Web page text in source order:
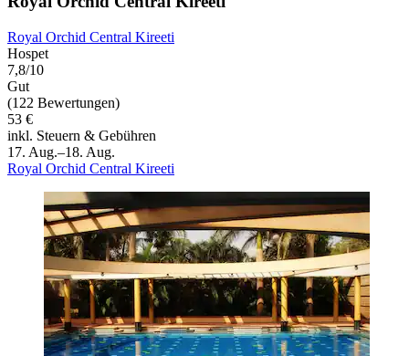
Royal Orchid Central Kireeti
Hospet
7,8/10
Gut
(122 Bewertungen)
53 €
inkl. Steuern & Gebühren
17. Aug.–18. Aug.
Royal Orchid Central Kireeti